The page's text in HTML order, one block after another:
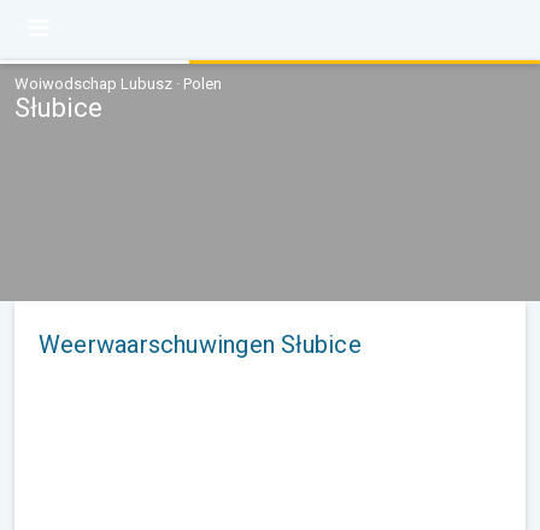
Woiwodschap Lubusz · Polen
Słubice
Weerwaarschuwingen Słubice